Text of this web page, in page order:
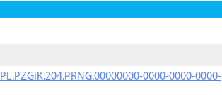
0000-0000-0000-